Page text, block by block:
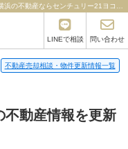
LINEで相談 問い合わせ
不動産売却相談・物件更新情報一覧
不動産情報を更新